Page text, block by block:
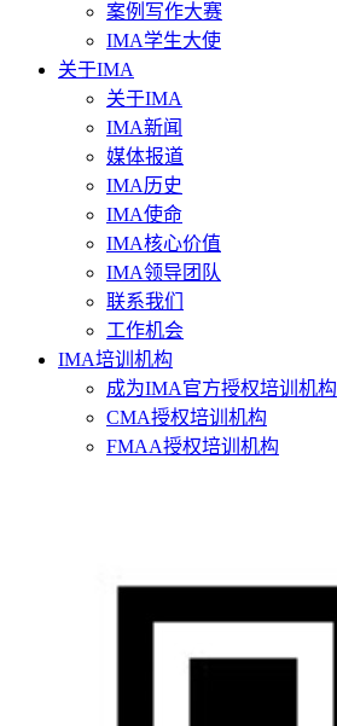
案例写作大赛
IMA学生大使
关于IMA
关于IMA
IMA新闻
媒体报道
IMA历史
IMA使命
IMA核心价值
IMA领导团队
联系我们
工作机会
IMA培训机构
成为IMA官方授权培训机构
CMA授权培训机构
FMAA授权培训机构